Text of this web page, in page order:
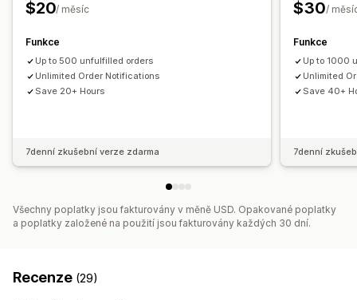
$20/ měsíc
Funkce
Up to 500 unfulfilled orders
Unlimited Order Notifications
Save 20+ Hours
7denní zkušební verze zdarma
$30/
Funkce
Up to 1000
Unlimited
Save 40+
7denní
Všechny poplatky jsou fakturovány v měně USD. Opakované poplatky
a poplatky založené na použití jsou fakturovány každých 30 dní.
Recenze (29)